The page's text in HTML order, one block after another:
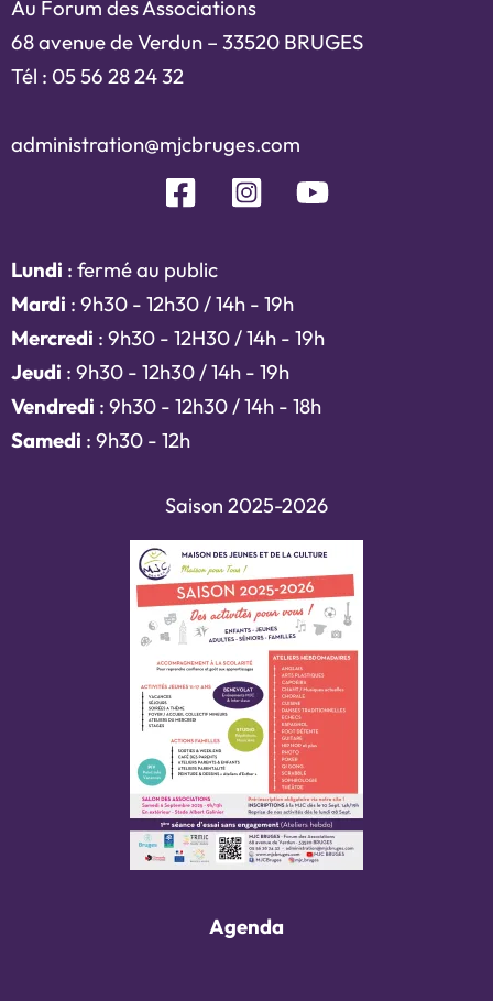
Au Forum des Associations
68 avenue de Verdun – 33520 BRUGES
Tél : 05 56 28 24 32
administration@mjcbruges.com
Lundi : fermé au public
Mardi : 9h30 - 12h30 / 14h - 19h
Mercredi : 9h30 - 12H30 / 14h - 19h
Jeudi : 9h30 - 12h30 / 14h - 19h
Vendredi : 9h30 - 12h30 / 14h - 18h
Samedi : 9h30 - 12h
Saison 2025-2026
Agenda